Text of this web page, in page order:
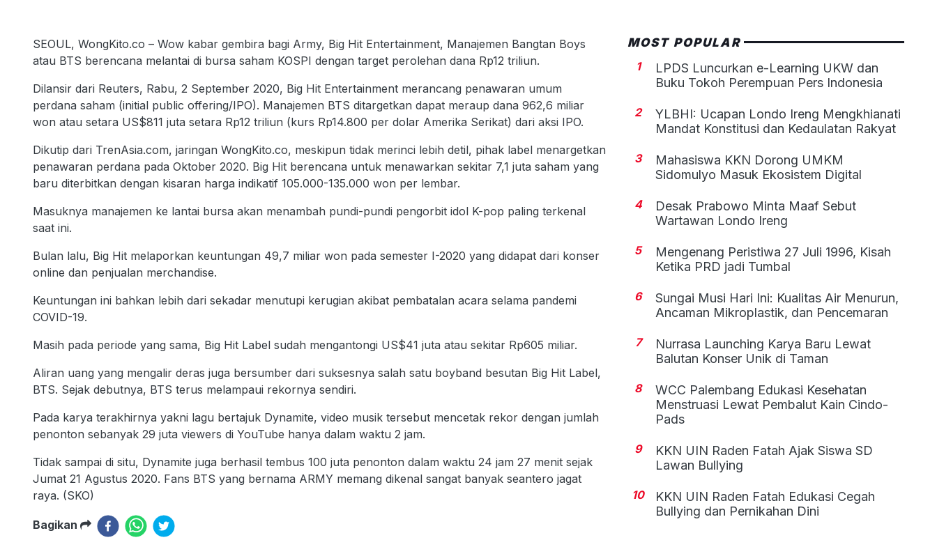
SEOUL, WongKito.co – Wow kabar gembira bagi Army, Big Hit Entertainment, Manajemen Bangtan Boys
atau BTS berencana melantai di bursa saham KOSPI dengan target perolehan dana Rp12 triliun.
Dilansir dari Reuters, Rabu, 2 September 2020, Big Hit Entertainment merancang penawaran umum
perdana saham (initial public offering/IPO). Manajemen BTS ditargetkan dapat meraup dana 962,6 miliar
won atau setara US$811 juta setara Rp12 triliun (kurs Rp14.800 per dolar Amerika Serikat) dari aksi IPO.
Dikutip dari TrenAsia.com, jaringan WongKito.co, meskipun tidak merinci lebih detil, pihak label menargetkan
penawaran perdana pada Oktober 2020. Big Hit berencana untuk menawarkan sekitar 7,1 juta saham yang
baru diterbitkan dengan kisaran harga indikatif 105.000-135.000 won per lembar.
Masuknya manajemen ke lantai bursa akan menambah pundi-pundi pengorbit idol K-pop paling terkenal
saat ini.
Bulan lalu, Big Hit melaporkan keuntungan 49,7 miliar won pada semester I-2020 yang didapat dari konser
online dan penjualan merchandise.
Keuntungan ini bahkan lebih dari sekadar menutupi kerugian akibat pembatalan acara selama pandemi
COVID-19.
Masih pada periode yang sama, Big Hit Label sudah mengantongi US$41 juta atau sekitar Rp605 miliar.
Aliran uang yang mengalir deras juga bersumber dari suksesnya salah satu boyband besutan Big Hit Label,
BTS. Sejak debutnya, BTS terus melampaui rekornya sendiri.
Pada karya terakhirnya yakni lagu bertajuk Dynamite, video musik tersebut mencetak rekor dengan jumlah
penonton sebanyak 29 juta viewers di YouTube hanya dalam waktu 2 jam.
Tidak sampai di situ, Dynamite juga berhasil tembus 100 juta penonton dalam waktu 24 jam 27 menit sejak
Jumat 21 Agustus 2020. Fans BTS yang bernama ARMY memang dikenal sangat banyak seantero jagat
raya. (SKO)
Bagikan
MOST POPULAR
1
LPDS Luncurkan e-Learning UKW dan
Buku Tokoh Perempuan Pers Indonesia
2
YLBHI: Ucapan Londo Ireng Mengkhianati
Mandat Konstitusi dan Kedaulatan Rakyat
3
Mahasiswa KKN Dorong UMKM
Sidomulyo Masuk Ekosistem Digital
4
Desak Prabowo Minta Maaf Sebut
Wartawan Londo Ireng
5
Mengenang Peristiwa 27 Juli 1996, Kisah
Ketika PRD jadi Tumbal
6
Sungai Musi Hari Ini: Kualitas Air Menurun,
Ancaman Mikroplastik, dan Pencemaran
7
Nurrasa Launching Karya Baru Lewat
Balutan Konser Unik di Taman
8
WCC Palembang Edukasi Kesehatan
Menstruasi Lewat Pembalut Kain Cindo-
Pads
9
KKN UIN Raden Fatah Ajak Siswa SD
Lawan Bullying
10
KKN UIN Raden Fatah Edukasi Cegah
Bullying dan Pernikahan Dini